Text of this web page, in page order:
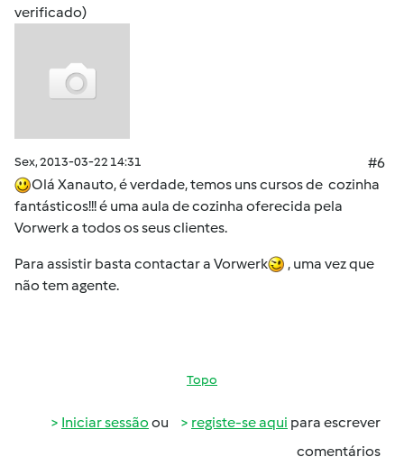
verificado)
Sex, 2013-03-22 14:31
#6
Olá Xanauto, é verdade, temos uns cursos de cozinha
fantásticos!!! é uma aula de cozinha oferecida pela
Vorwerk a todos os seus clientes.
Para assistir basta contactar a Vorwerk
, uma vez que
não tem agente.
Topo
Iniciar sessão ou registe-se aqui para escrever
comentários